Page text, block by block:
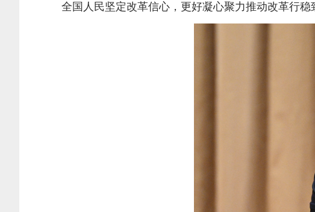
全国人民坚定改革信心，更好凝心聚力推动改革行稳